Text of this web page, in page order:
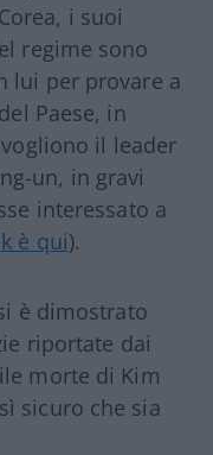
i suoi
regime sono
lui per provare a
Paese, in
il leader
un, in gravi
interessato a
è qui).
è dimostrato
riportate dai
morte di Kim
sicuro che sia